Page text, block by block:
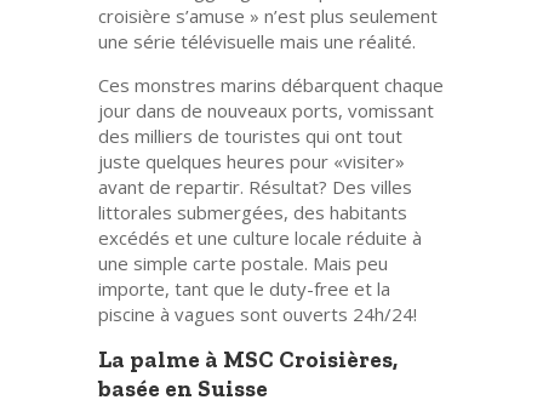
croisière s’amuse » n’est plus seulement
une série télévisuelle mais une réalité.
Ces monstres marins débarquent chaque
jour dans de nouveaux ports, vomissant
des milliers de touristes qui ont tout
juste quelques heures pour «visiter»
avant de repartir. Résultat? Des villes
littorales submergées, des habitants
excédés et une culture locale réduite à
une simple carte postale. Mais peu
importe, tant que le duty-free et la
piscine à vagues sont ouverts 24h/24!
La palme à MSC Croisières,
basée en Suisse